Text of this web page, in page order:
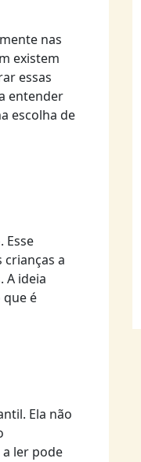
nas
existem
essas
entender
escolha de
Esse
crianças a
A ideia
que é
Ela não
ler pode